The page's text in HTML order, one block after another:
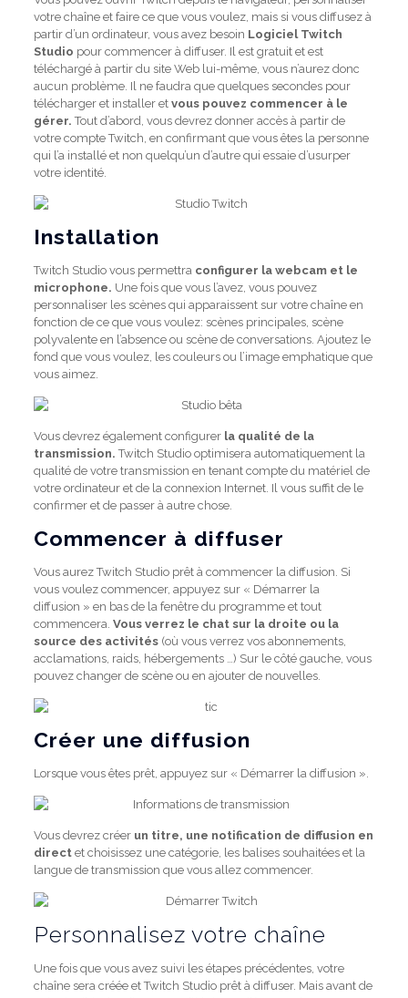
votre chaîne et faire ce que vous voulez, mais si vous diffusez à
partir d’un ordinateur, vous avez besoin Logiciel Twitch
Studio pour commencer à diffuser. Il est gratuit et est
téléchargé à partir du site Web lui-même, vous n’aurez donc
aucun problème. Il ne faudra que quelques secondes pour
télécharger et installer et vous pouvez commencer à le
gérer. Tout d’abord, vous devrez donner accès à partir de
votre compte Twitch, en confirmant que vous êtes la personne
qui l’a installé et non quelqu’un d’autre qui essaie d’usurper
votre identité.
Installation
Twitch Studio vous permettra configurer la webcam et le
microphone. Une fois que vous l’avez, vous pouvez
personnaliser les scènes qui apparaissent sur votre chaîne en
fonction de ce que vous voulez: scènes principales, scène
polyvalente en l’absence ou scène de conversations. Ajoutez le
fond que vous voulez, les couleurs ou l’image emphatique que
vous aimez.
Vous devrez également configurerla qualité de la
transmission. Twitch Studio optimisera automatiquement la
qualité de votre transmission en tenant compte du matériel de
votre ordinateur et de la connexion Internet. Il vous suffit de le
confirmer et de passer à autre chose.
Commencer à diffuser
Vous aurez Twitch Studio prêt à commencer la diffusion. Si
vous voulez commencer, appuyez sur « Démarrer la
diffusion » en bas de la fenêtre du programme et tout
commencera. Vous verrez le chat sur la droite ou la
source des activités(où vous verrez vos abonnements,
acclamations, raids, hébergements …) Sur le côté gauche, vous
pouvez changer de scène ou en ajouter de nouvelles.
Créer une diffusion
Lorsque vous êtes prêt, appuyez sur « Démarrer la diffusion ».
Vous devrez créer un titre, une notification de diffusion en
directet choisissez une catégorie, les balises souhaitées et la
langue de transmission que vous allez commencer.
Personnalisez votre chaîne
Une fois que vous avez suivi les étapes précédentes, votre
chaîne sera créée et Twitch Studio prêt à diffuser. Mais avant de